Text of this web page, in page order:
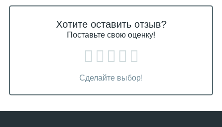
Хотите оставить отзыв?
Поставьте свою оценку!
Сделайте выбор!